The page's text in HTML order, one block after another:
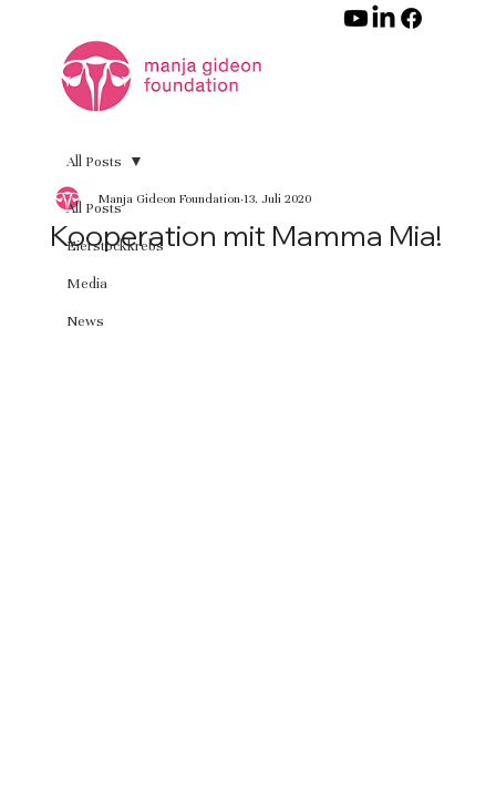
All Posts
Eierstockkrebs
Media
News
All Posts
Kooperation mit Mamma Mia!
Manja Gideon Foundation 13. Juli 2020